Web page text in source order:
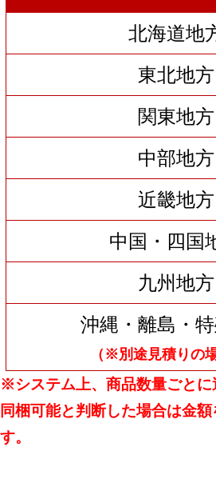
北海道地
東北地方
関東地方
中部地方
近畿地方
中国・四国
九州地方
沖縄・離島・
（※別途見積りの
※システム上、商品数量ごと
同梱可能と判断した場合は金
す。